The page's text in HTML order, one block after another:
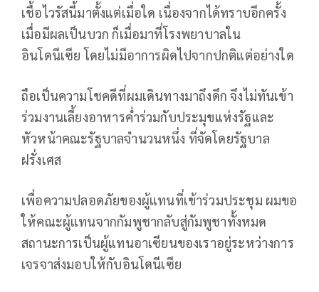
เชื้อไวรัสนี้มาตั้งแต่เมื่อใด เนื่องจากได้ทราบอีกครั้ง
เมื่อมีผลเป็นบวก ก็เมื่อมาที่โรงพยาบาลใน
อินโดนีเซีย โดยไม่มีอาการผิดไปจากปกติแต่อย่างใด
ถือเป็นความโชคดีที่ผมเดินทางมาถึงดึก จึงไม่ทันเข้า
ร่วมงานเลี้ยงอาหารค่ำร่วมกับประมุขแห่งรัฐและ
หัวหน้าคณะรัฐบาลจำนวนหนึ่ง ที่จัดโดยรัฐบาล
ฝรั่งเศส
เพื่อความปลอดภัยของผู้แทนที่เข้าร่วมประชุม ผมขอ
ให้คณะผู้แทนจากกัมพูชากลับสู่กัมพูชาทั้งหมด
สถานะการเป็นผู้แทนอาเซียนของเราอยู่ระหว่างการ
เจรจาส่งมอบให้กับอินโดนีเซีย